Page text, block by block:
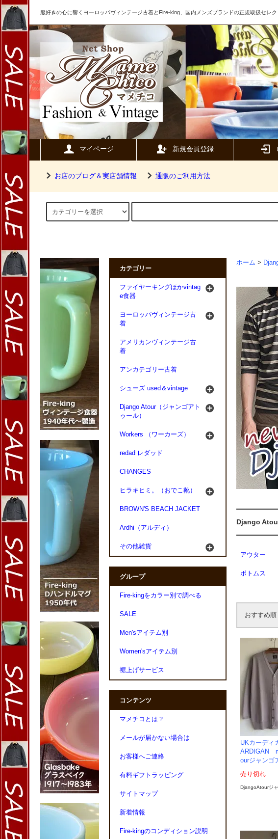
服好きの心に響くヨーロッパヴィンテージ古着とFire-king、国内メンズブランドの正規取扱セレク
マイページ 新規会員登録
お店のブログ＆実店舗情報 通販のご利用方法
ホーム >
Django
アウター
ボトムス
おすすめ順
UKカーディ
ARDIGAN
ourジャンゴ
売り切れ
DjangoAtourジ
カテゴリー
ファイヤーキングほかvintag
e食器
ヨーロッパヴィンテージ古
着
アメリカンヴィンテージ古
着
アンカテゴリー古着
シューズ used＆vintage
Django Atour（ジャンゴアト
ゥール）
Workers （ワーカーズ）
redad レダッド
CHANGES
ヒラキヒミ。（おでこ靴）
BROWN'S BEACH JACKET
Ardhi（アルディ）
その他雑貨
グループ
Fire-kingをカラー別で調べる
SALE
Men'sアイテム別
Women'sアイテム別
裾上げサービス
コンテンツ
マメチコとは？
メールが届かない場合は
お客様へご連絡
有料ギフトラッピング
サイトマップ
新着情報
Fire-kingのコンディション説明